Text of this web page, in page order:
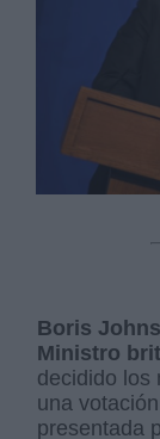
Boris
Ministro
decidido los
una
presentada